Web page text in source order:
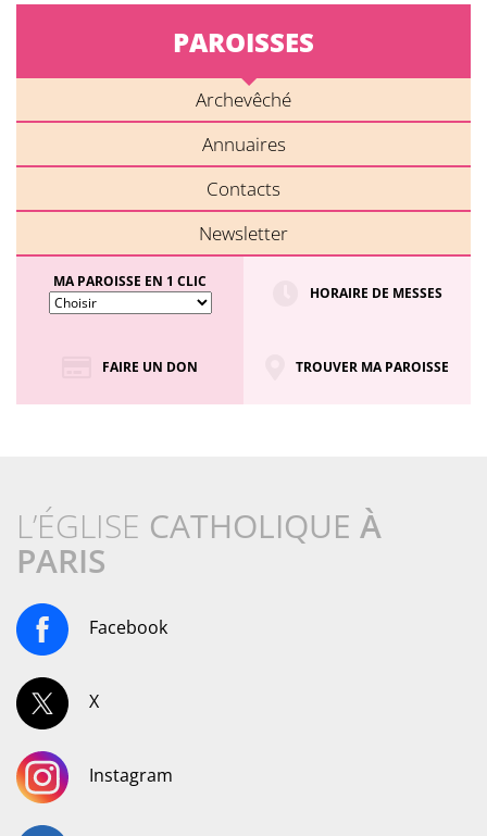
PAROISSES
Archevêché
Annuaires
Contacts
Newsletter
MA PAROISSE EN 1 CLIC
HORAIRE DE MESSES
FAIRE UN DON TROUVER MA PAROISSE
L’ÉGLISE CATHOLIQUE À
PARIS
Facebook
X
Instagram